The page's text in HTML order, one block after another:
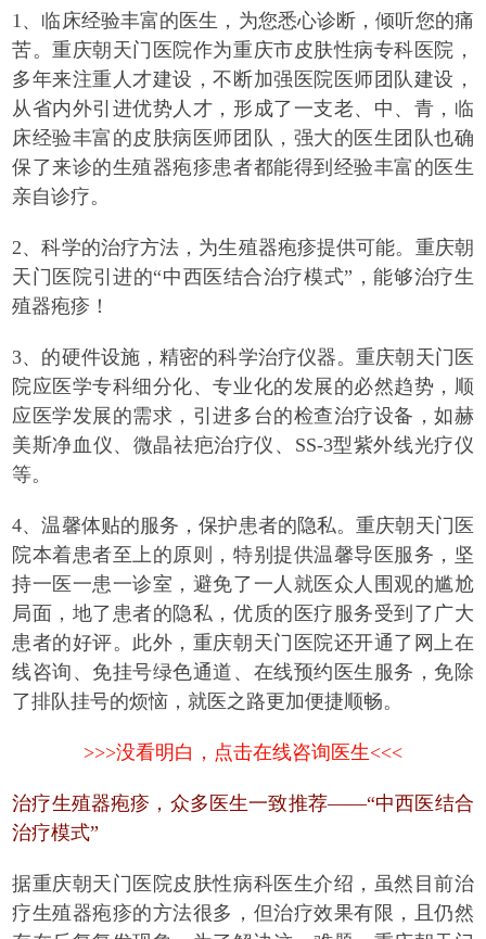
1、临床经验丰富的医生，为您悉心诊断，倾听您的痛
苦。重庆朝天门医院作为重庆市皮肤性病专科医院，
多年来注重人才建设，不断加强医院医师团队建设，
从省内外引进优势人才，形成了一支老、中、青，临
床经验丰富的皮肤病医师团队，强大的医生团队也确
保了来诊的生殖器疱疹患者都能得到经验丰富的医生
亲自诊疗。
2、科学的治疗方法，为生殖器疱疹提供可能。重庆朝
天门医院引进的“中西医结合治疗模式”，能够治疗生
殖器疱疹！
3、的硬件设施，精密的科学治疗仪器。重庆朝天门医
院应医学专科细分化、专业化的发展的必然趋势，顺
应医学发展的需求，引进多台的检查治疗设备，如赫
美斯净血仪、微晶祛疤治疗仪、SS-3型紫外线光疗仪
等。
4、温馨体贴的服务，保护患者的隐私。重庆朝天门医
院本着患者至上的原则，特别提供温馨导医服务，坚
持一医一患一诊室，避免了一人就医众人围观的尴尬
局面，地了患者的隐私，优质的医疗服务受到了广大
患者的好评。此外，重庆朝天门医院还开通了网上在
线咨询、免挂号绿色通道、在线预约医生服务，免除
了排队挂号的烦恼，就医之路更加便捷顺畅。
>>>没看明白，点击在线咨询医生<<<
治疗生殖器疱疹，众多医生一致推荐——“中西医结合
治疗模式”
据重庆朝天门医院皮肤性病科医生介绍，虽然目前治
疗生殖器疱疹的方法很多，但治疗效果有限，且仍然